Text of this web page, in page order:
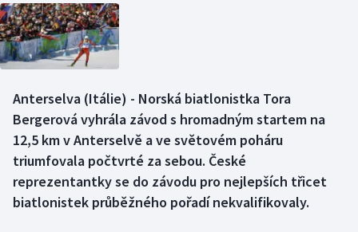
Biatlon
Boby a skeleton
Box
Curling
Dostihy
Aplikace ČT sport
AZ kvíz
Anterselva (Itálie) - Norská biatlonistka Tora
Bergerová vyhrála závod s hromadným startem na
12,5 km v Anterselvě a ve světovém poháru
triumfovala počtvrté za sebou. České
reprezentantky se do závodu pro nejlepších třicet
biatlonistek průběžného pořadí nekvalifikovaly.